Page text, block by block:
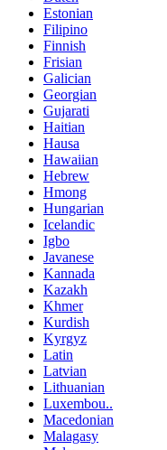
Estonian
Filipino
Finnish
Frisian
Galician
Georgian
Gujarati
Haitian
Hausa
Hawaiian
Hebrew
Hmong
Hungarian
Icelandic
Igbo
Javanese
Kannada
Kazakh
Khmer
Kurdish
Kyrgyz
Latin
Latvian
Lithuanian
Luxembou..
Macedonian
Malagasy